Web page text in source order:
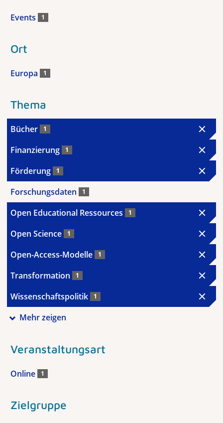
Events 1
Ort
Europa 1
Thema
Bücher 1
Finanzierung 1
Förderung 1
Forschungsdaten 1
Open Educational Ressources 1
Open Science 1
Open-Access-Modelle 1
Transformation 1
Wissenschaftspolitik 1
Mehr zeigen
Veranstaltungsart
Online 1
Zielgruppe